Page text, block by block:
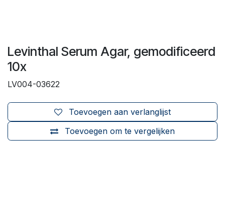
Levinthal Serum Agar, gemodificeerd
10x
LV004-03622
Toevoegen om te vergelijken
Toevoegen aan verlanglijst